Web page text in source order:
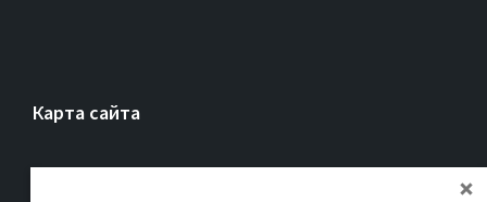
Карта сайта